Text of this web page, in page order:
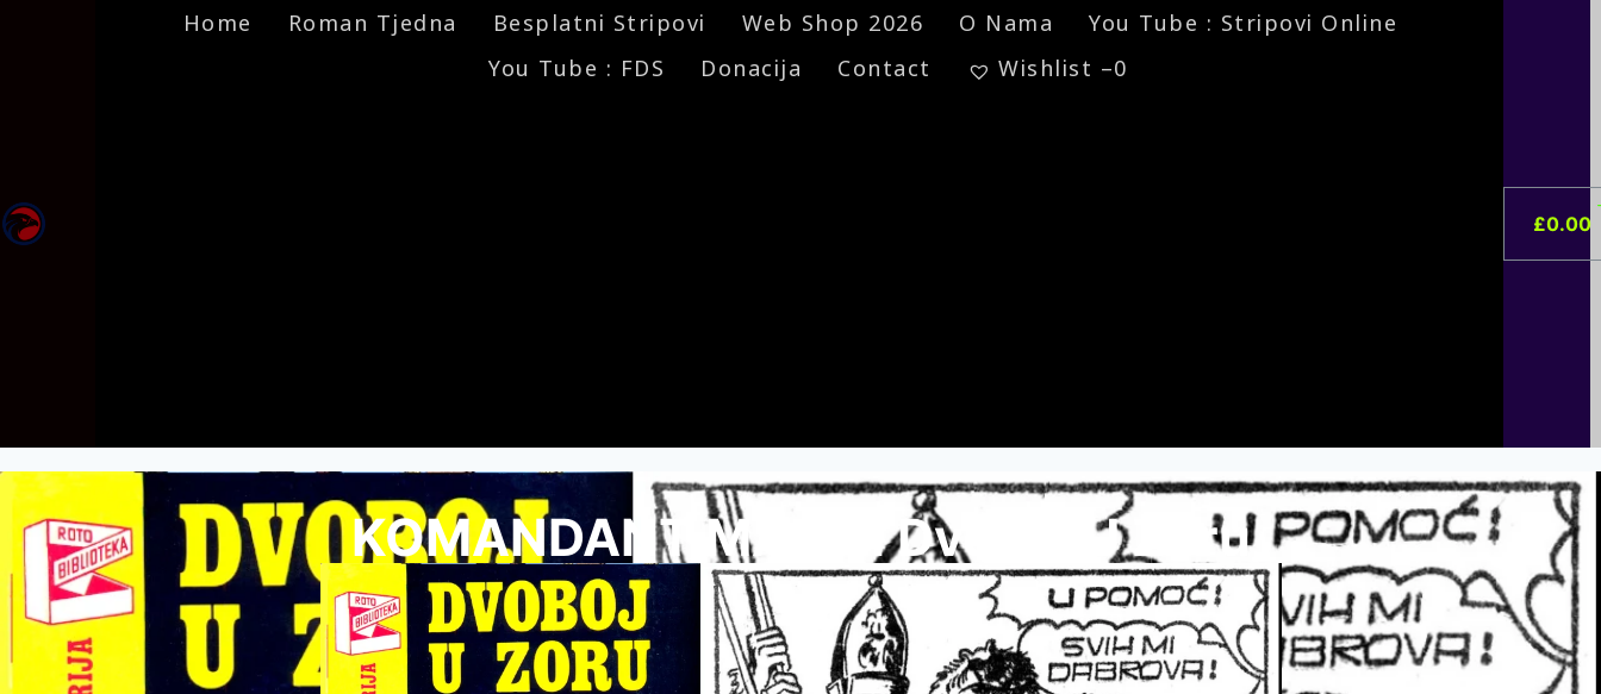
Home Roman Tjedna Besplatni Stripovi Web Shop 2026 O Nama
You Tube : Stripovi Online
You Tube : FDS
Donacija Contact Wishlist –0
£0.00
KOMANDANT MARK I Dvoboj U Zoru